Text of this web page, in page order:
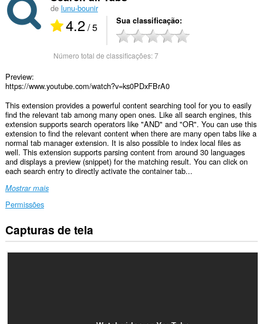
de lunu-bounir
4.2/ 5 Sua classificação
Número total de classificações:7
Preview:
https://www.youtube.com/watch?v=ks0PDxFBrA0
This extension provides a powerful content searching tool for you to easily
find the relevant tab among many open ones. Like all search engines, this
extension supports search operators like "AND" and "OR". You can use this
extension to find the relevant content when there are many open tabs like a
normal tab manager extension. It is also possible to index local files as
well. This extension supports parsing content from around 30 languages
and displays a preview (snippet) for the matching result. You can click on
each search entry to directly activate the container tab...
Mostrar mais
Permissões
Esta
extensão
Capturas de tela